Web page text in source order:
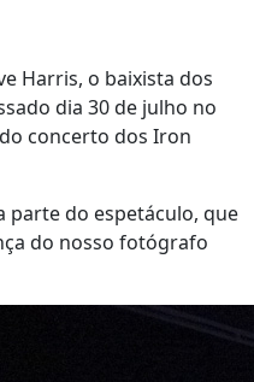
Harris, o baixista dos
dia 30 de julho no
concerto dos Iron
parte do espetáculo, que
do nosso fotógrafo